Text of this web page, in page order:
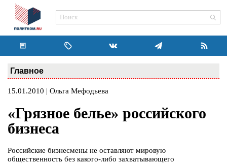
Главное
15.01.2010 | Ольга Мефодьева
«Грязное белье» российского
бизнеса
Российские бизнесмены не оставляют мировую
общественность без какого-либо захватывающего